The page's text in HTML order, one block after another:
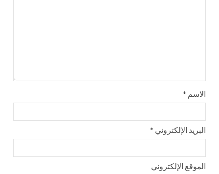
الاسم *
البريد الإلكتروني *
الموقع الإلكتروني